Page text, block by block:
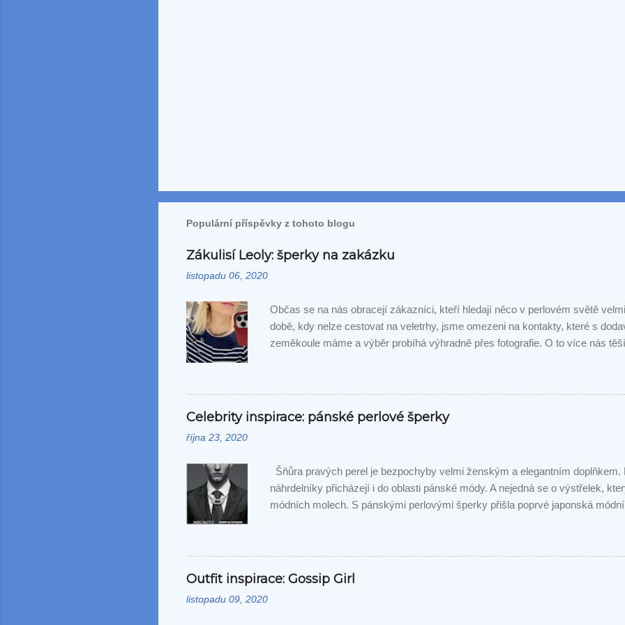
Populární příspěvky z tohoto blogu
Zákulisí Leoly: šperky na zakázku
listopadu 06, 2020
Občas se na nás obracejí zákazníci, kteří hledají něco v perlovém světě
době, kdy nelze cestovat na veletrhy, jsme omezeni na kontakty, které s
zeměkoule máme a výběr probíhá výhradně přes fotografie. O to více nás
zajímavé kombinace Tahitských a šedých Akoya perel. Jsou odstupňovány
výsledek můžete posoudit na fotografiích. Už jsem se zákaznice ptala, jestli
nechat pro sebe - nesouhlasila:-)
Celebrity inspirace: pánské perlové šperky
října 23, 2020
Šňůra pravých perel je bezpochyby velmi ženským a elegantním doplňkem.
náhrdelníky přicházejí i do oblasti pánské módy. A nejedná se o výstřelek,
módních molech. S pánskými perlovými šperky přišla poprvé japonská
pánských náhrdelníků. V posledních dvou letech se mnoho amerických
slavnostní akce ozdobili právě perlovými šperky. Jak se tento nový pánský
Outfit inspirace: Gossip Girl
listopadu 09, 2020